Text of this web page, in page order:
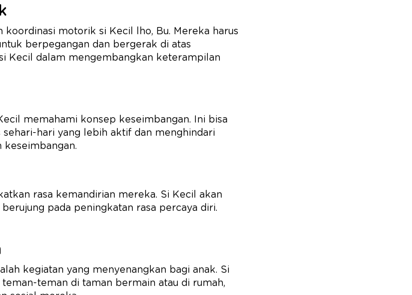
motorik si Kecil lho, Bu. Mereka harus
berpegangan dan bergerak di atas
Kecil dalam mengembangkan keterampilan
memahami konsep keseimbangan. Ini bisa
hari yang lebih aktif dan menghindari
keseimbangan.
rasa kemandirian mereka. Si Kecil akan
pada peningkatan rasa percaya diri.
kegiatan yang menyenangkan bagi anak. Si
teman di taman bermain atau di rumah,